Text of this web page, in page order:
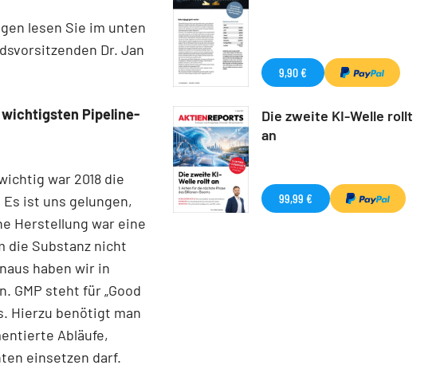
lesen Sie im unten
Dr. Jan
wichtigsten Pipeline-
war 2018 die
ist uns gelungen,
Herstellung war eine
die Substanz nicht
haben wir in
GMP steht für „Good
Hierzu benötigt man
Abläufe,
einsetzen darf.
9,90 €
Die zweite KI-Welle rollt
an
99,99 €